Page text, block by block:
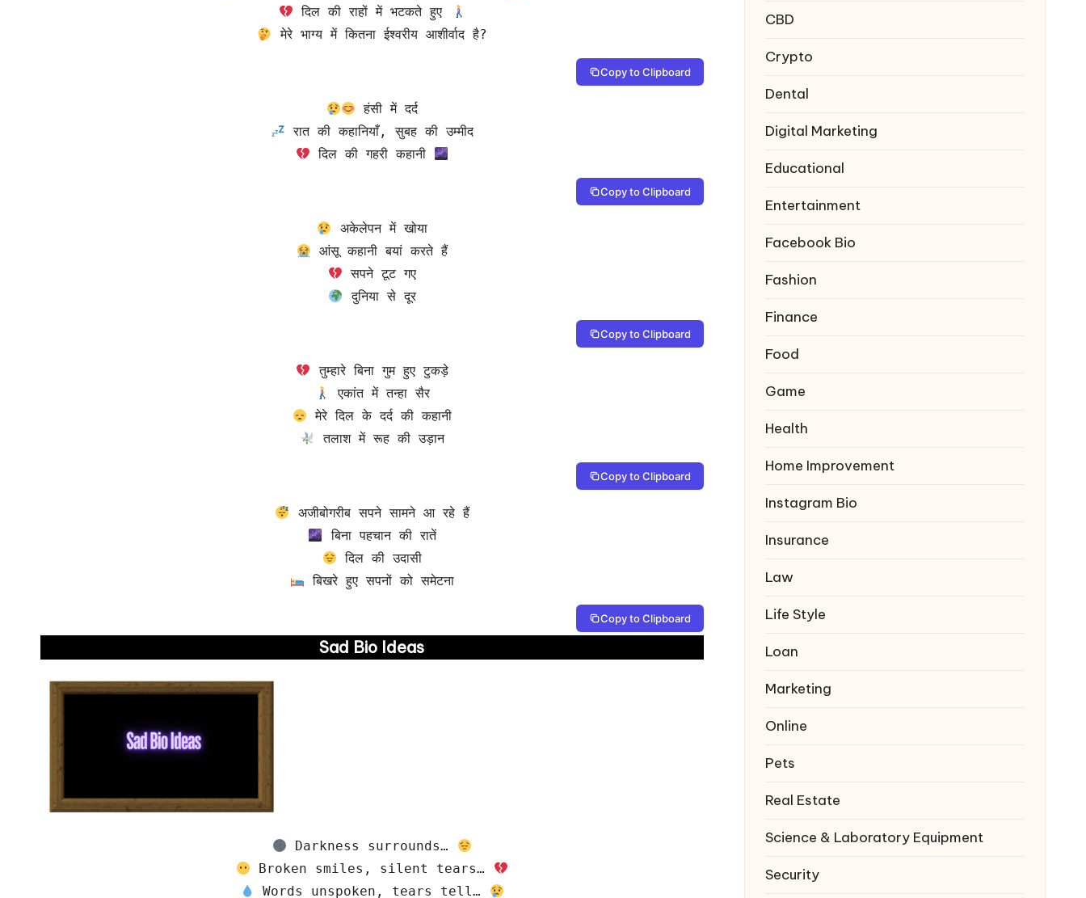
दिल की राहों में भटकते हुए
मेरे भाग्य में कितना ईश्वरीय आशीर्वाद है?
Copy to Clipboard
हंसी में दर्द
दिल की गहरी कहानी
Copy to Clipboard
अकेलेपन में खोया
दुनिया से दूर
Copy to Clipboard
तुम्हारे बिना गुम हुए टुकड़े
एकांत में तन्हा सैर
तलाश में रूह की उड़ान
Copy to Clipboard
अजीबोगरीब सपने सामने आ रहे हैं
बिना पहचान की रातें
बिखरे हुए सपनों को समेटना
Copy to Clipboard
Sad Bio Ideas
Darkness surrounds…
Broken smiles, silent tears…
Words unspoken, tears tell…
CBD
Crypto
Dental
Digital Marketing
Educational
Entertainment
Facebook Bio
Fashion
Finance
Food
Game
Health
Home Improvement
Instagram Bio
Insurance
Law
Life Style
Loan
Marketing
Online
Pets
Real Estate
Science & Laboratory Equipment
Security